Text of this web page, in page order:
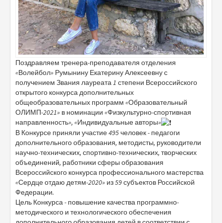
Поздравляем тренера-преподавателя отделения
«Волейбол» Румынину Екатерину Алексеевну с
получением Звания лауреата 1 степени Всероссийского
открытого конкурса дополнительных
общеобразовательных программ «Образовательный
ОЛИМП-2021» в номинации «Физкультурно-спортивная
направленность», «Индивидуальные авторы»
В Конкурсе приняли участие 495 человек - педагоги
дополнительного образования, методисты, руководители
научно-технических, спортивно-технических, творческих
объединений, работники сферы образования
Всероссийского конкурса профессионального мастерства
«Сердце отдаю детям-2020» из 59 субъектов Российской
Федерации.
Цель Конкурса - повышение качества программно-
методического и технологического обеспечения